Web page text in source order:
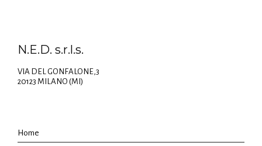
N.E.D. s.r.l.s.
VIA DEL GONFALONE,3
20123 MILANO (MI)
Home